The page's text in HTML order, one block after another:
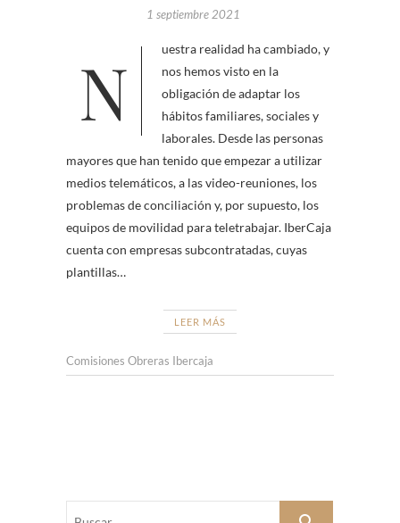
1 septiembre 2021
Nuestra realidad ha cambiado, y
nos hemos visto en la
obligación de adaptar los
hábitos familiares, sociales y
laborales. Desde las personas
mayores que han tenido que empezar a utilizar
medios telemáticos, a las video-reuniones, los
problemas de conciliación y, por supuesto, los
equipos de movilidad para teletrabajar. IberCaja
cuenta con empresas subcontratadas, cuyas
plantillas…
LEER MÁS
Comisiones Obreras Ibercaja
Buscar